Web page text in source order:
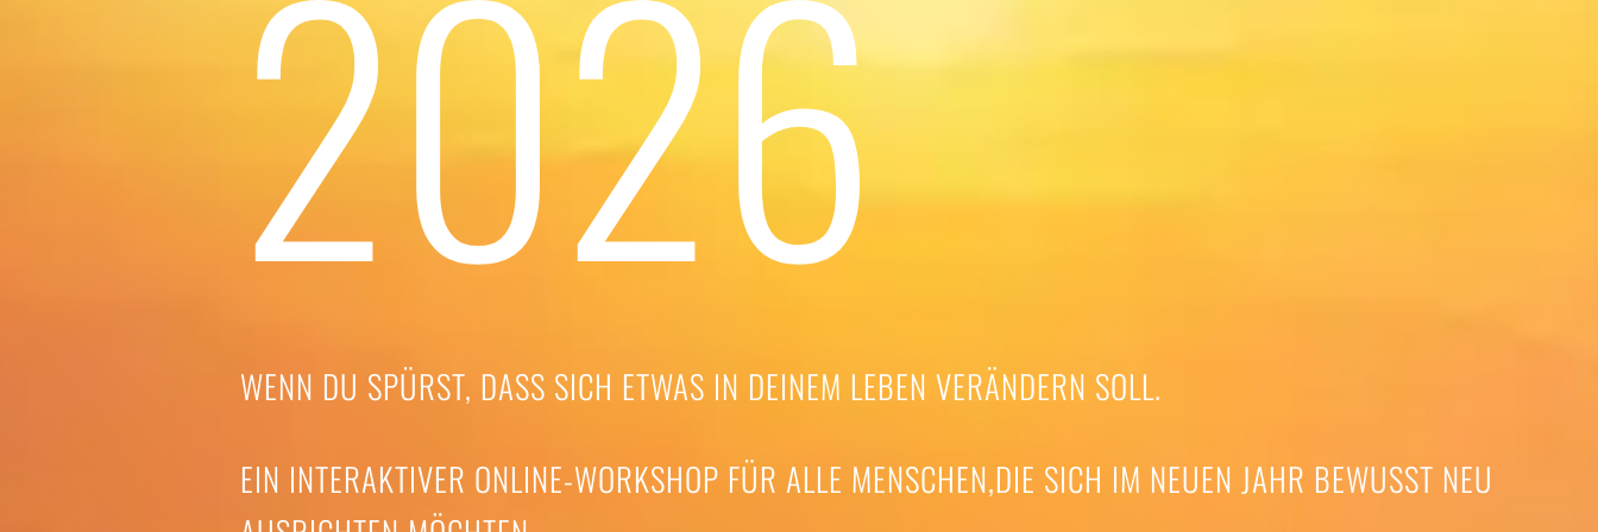
2026
WENN DU SPÜRST, DASS SICH ETWAS IN DEINEM LEBEN VERÄNDERN SOLL.
EIN INTERAKTIVER ONLINE-WORKSHOP FÜR ALLE MENSCHEN,DIE SICH IM NEUEN JAHR BEWUSST NEU